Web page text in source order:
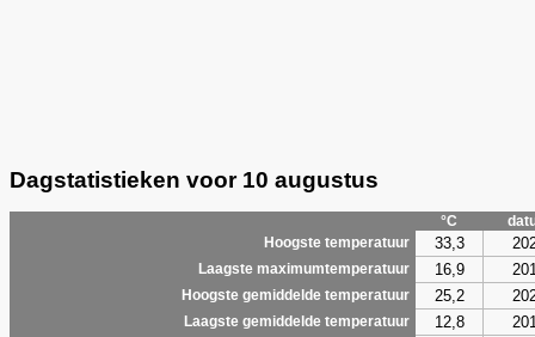
Dagstatistieken voor 10 augustus
°C
Hoogste temperatuur
33,3
Laagste maximumtemperatuur 16,9
Hoogste gemiddelde temperatuur 25,2
Laagste gemiddelde temperatuur 12,8